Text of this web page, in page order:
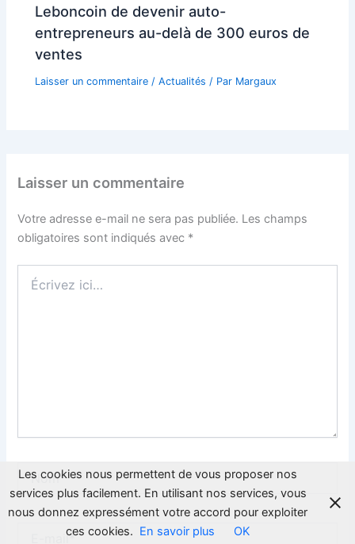
Leboncoin de devenir auto-
entrepreneurs au-delà de 300 euros de
ventes
Laisser un commentaire /Actualités / Par Margaux
Laisser un commentaire
Votre adresse e-mail ne sera pas publiée. Les champs
obligatoires sont indiqués avec *
ici…
Nom*
Les cookies nous permettent de vous proposer nos
services plus facilement. En utilisant nos services, vous
nous donnez expressément votre accord pour exploiter
ces cookies. En savoir plus OK